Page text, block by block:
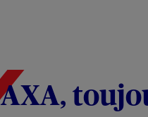
Mandataire
AXA,